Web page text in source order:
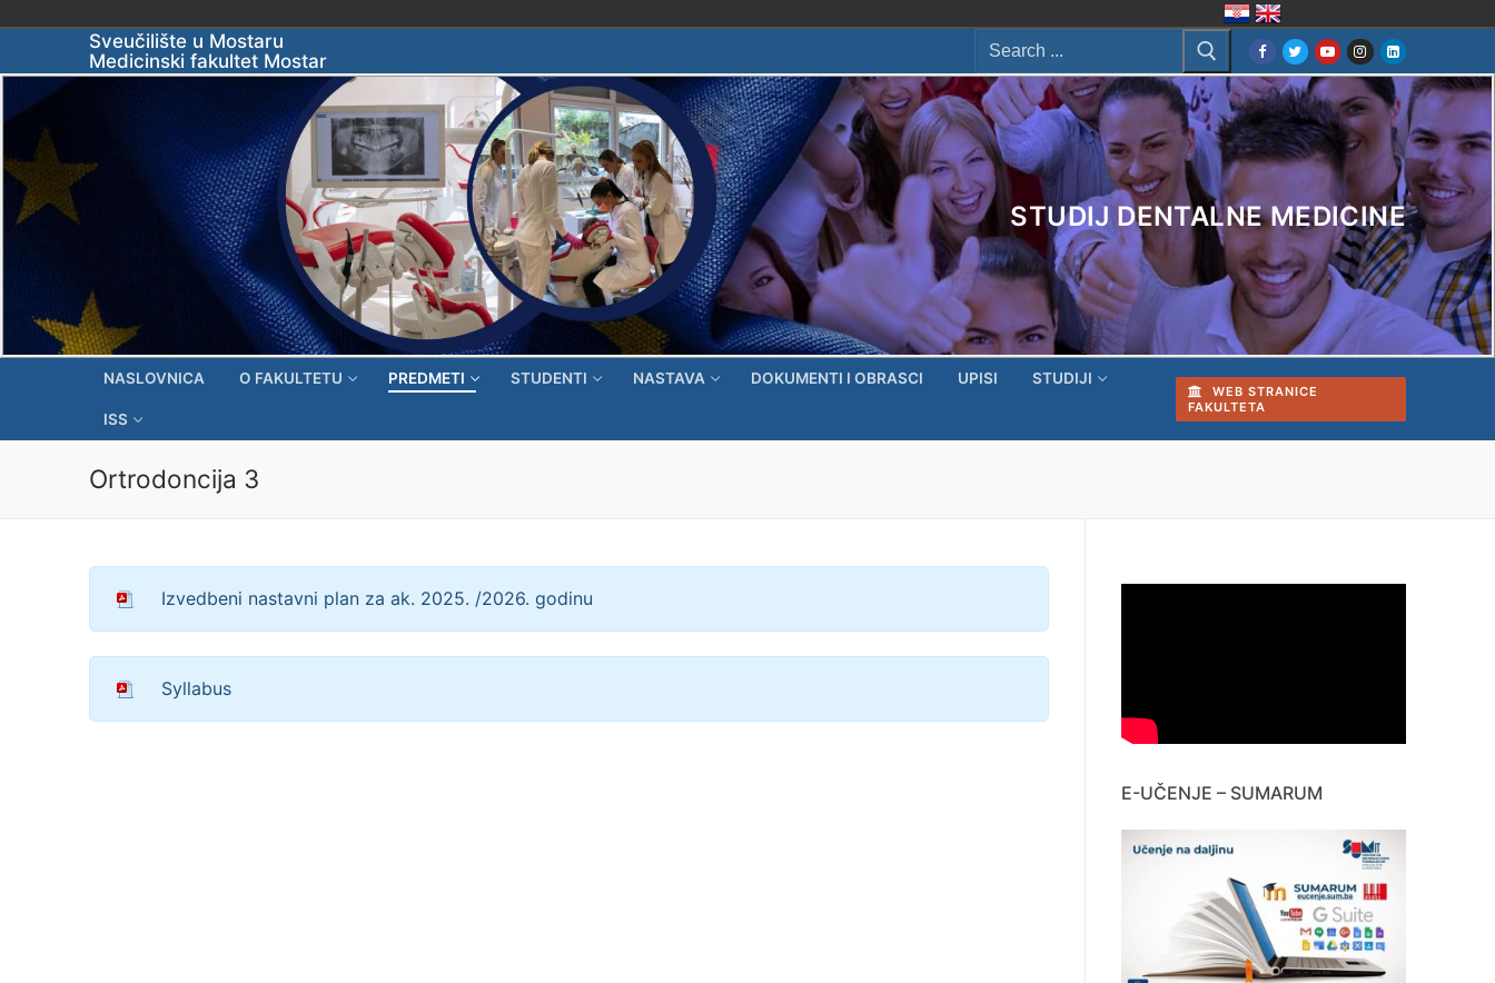
to
content
Sveučilište u Mostaru
Medicinski fakultet Mostar
Search
for:
STUDIJ DENTALNE MEDICINE
NASLOVNICA O FAKULTETU PREDMETI STUDENTI NASTAVA DOKUMENTI I OBRASCI UPISI STUDIJI
ISS
WEB STRANICE
FAKULTETA
Ortrodoncija 3
Izvedbeni nastavni plan za ak. 2025. /2026. godinu
Syllabus
E-UČENJE – SUMARUM